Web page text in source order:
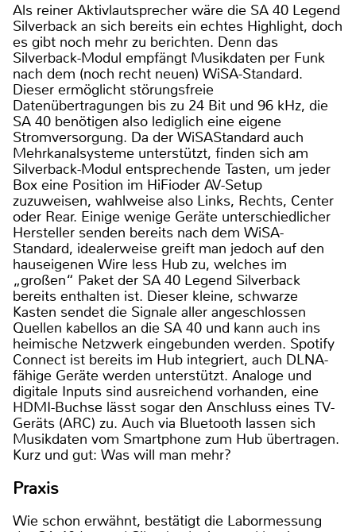
Als reiner Aktivlautsprecher wäre die SA 40 Legend
Silverback an sich bereits ein echtes Highlight, doch
es gibt noch mehr zu berichten. Denn das
Silverback-Modul empfängt Musikdaten per Funk
nach dem (noch recht neuen) WiSA-Standard.
Dieser ermöglicht störungsfreie
Datenübertragungen bis zu 24 Bit und 96 kHz, die
SA 40 benötigen also lediglich eine eigene
Stromversorgung. Da der WiSAStandard auch
Mehrkanalsysteme unterstützt, finden sich am
Silverback-Modul entsprechende Tasten, um jeder
Box eine Position im HiFioder AV-Setup
zuzuweisen, wahlweise also Links, Rechts, Center
oder Rear. Einige wenige Geräte unterschiedlicher
Hersteller senden bereits nach dem WiSA-
Standard, idealerweise greift man jedoch auf den
hauseigenen Wire less Hub zu, welches im
„großen“ Paket der SA 40 Legend Silverback
bereits enthalten ist. Dieser kleine, schwarze
Kasten sendet die Signale aller angeschlossen
Quellen kabellos an die SA 40 und kann auch ins
heimische Netzwerk eingebunden werden. Spotify
Connect ist bereits im Hub integriert, auch DLNA-
fähige Geräte werden unterstützt. Analoge und
digitale Inputs sind ausreichend vorhanden, eine
HDMI-Buchse lässt sogar den Anschluss eines TV-
Geräts (ARC) zu. Auch via Bluetooth lassen sich
Musikdaten vom Smartphone zum Hub übertragen.
Kurz und gut: Was will man mehr?
Praxis
Wie schon erwähnt, bestätigt die Labormessung